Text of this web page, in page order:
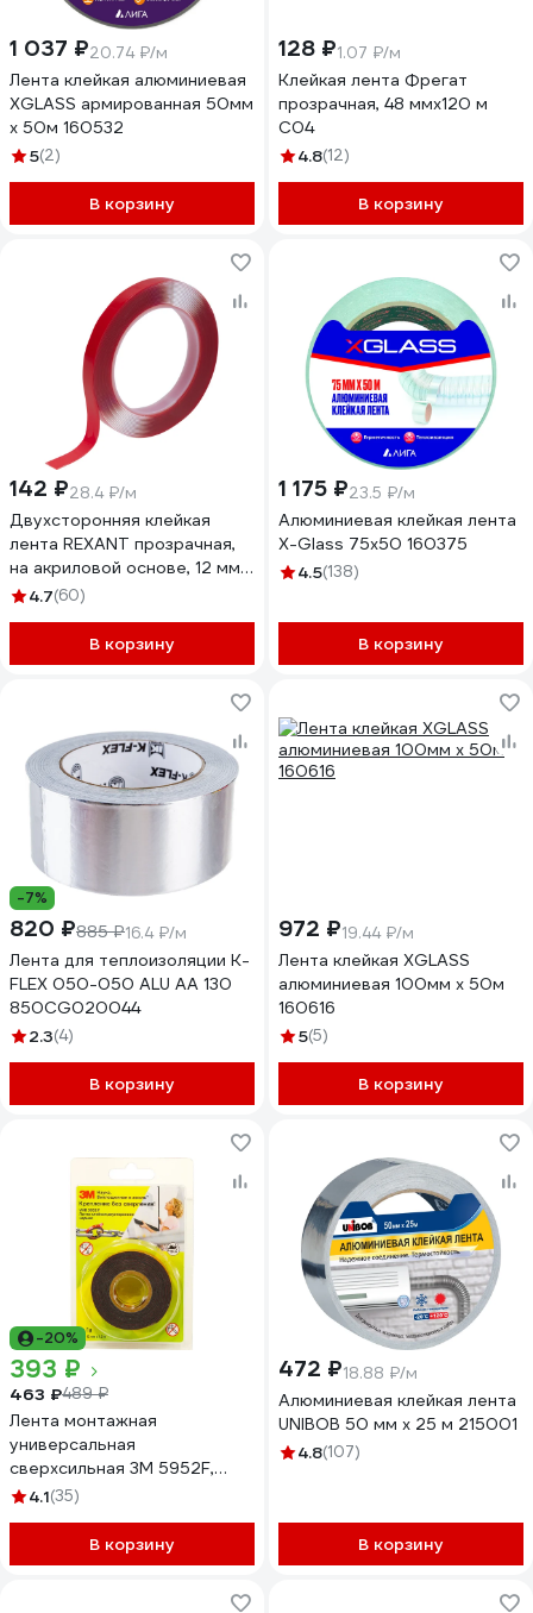
1 037 ₽20.74 ₽/м
Лента клейкая алюминиевая
XGLASS армированная 50мм
х 50м 160532
5(2)
В корзину
128 ₽1.07 ₽/м
Клейкая лента Фрегат
прозрачная, 48 ммх120 м
С04
4.8(12)
В корзину
142 ₽28.4 ₽/м
Двухсторонняя клейкая
лента REXANT прозрачная,
на акриловой основе, 12 мм,
ролик 5 м 09-6512
4.7(60)
В корзину
1 175 ₽23.5 ₽/м
Алюминиевая клейкая лента
X-Glass 75x50 160375
4.5(138)
В корзину
-7%
820 ₽885 ₽16.4 ₽/м
Лента для теплоизоляции K-
FLEX 050-050 ALU AA 130
850CG020044
2.3(4)
В корзину
972 ₽19.44 ₽/м
Лента клейкая XGLASS
алюминиевая 100мм х 50м
160616
5(5)
В корзину
-20%
393 ₽
463 ₽489 ₽
Лента монтажная
универсальная
сверхсильная 3М 5952F,
черная, 12 мм х 1,5 м 5952F
4.1(35)
В корзину
472 ₽18.88 ₽/м
Алюминиевая клейкая лента
UNIBOB 50 мм х 25 м 215001
4.8(107)
В корзину